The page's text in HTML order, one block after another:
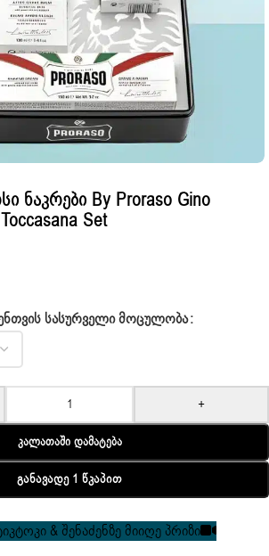
Ნაკრები By Proraso Gino
Set
ᲡᲐᲡᲣᲠᲕᲔᲚᲘ ᲛᲝᲪᲣᲚᲝᲑᲐ
+
Კალათაში Დამატება
Განავადე 1 Წკაპით
& შენაძენზე მიიღე პრიზი